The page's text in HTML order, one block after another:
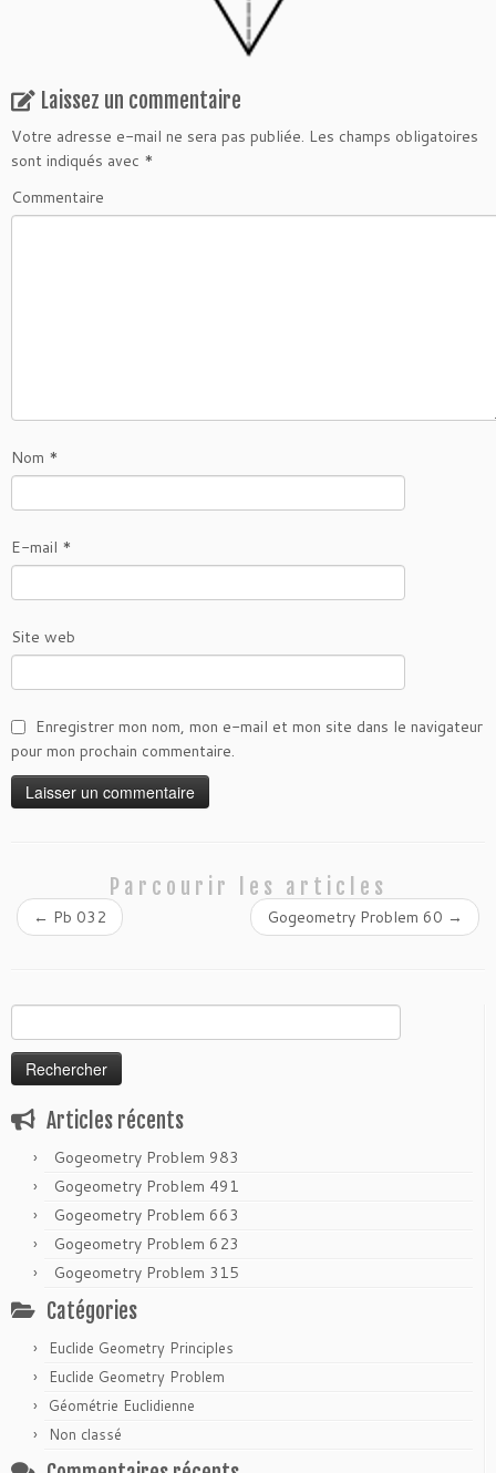
Laissez un commentaire
Votre adresse e-mail ne sera pas publiée. Les champs obligatoires
sont indiqués avec *
Commentaire
Nom *
E-mail *
Site web
Enregistrer mon nom, mon e-mail et mon site dans le navigateur
pour mon prochain commentaire.
Parcourir les articles
← Pb 032 Gogeometry Problem 60 →
Articles récents
Gogeometry Problem 983
Gogeometry Problem 491
Gogeometry Problem 663
Gogeometry Problem 623
Gogeometry Problem 315
Catégories
Euclide Geometry Principles
Euclide Geometry Problem
Géométrie Euclidienne
Non classé